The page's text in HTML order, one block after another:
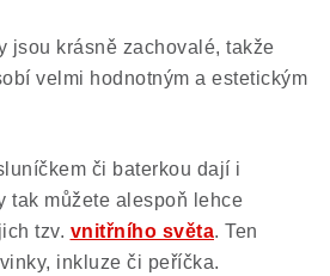
jsou krásně zachovalé, takže
velmi hodnotným a estetickým
či baterkou dají i
tak můžete alespoň lehce
tzv. vnitřního světa. Ten
inkluze či peříčka.